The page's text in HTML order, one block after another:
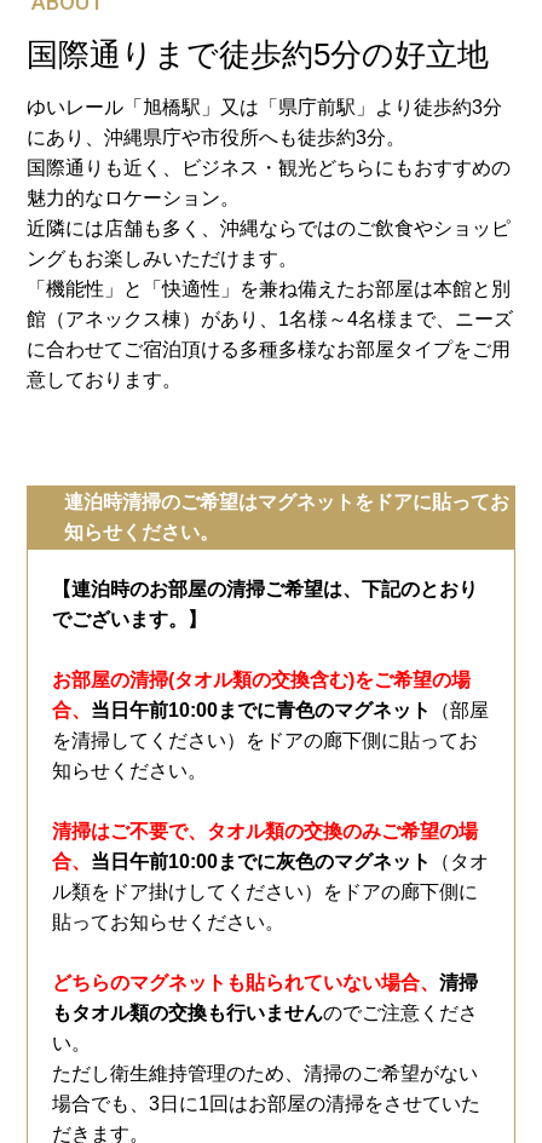
新幹線・JR＋宿泊プラン
国際通りまで徒歩約5分の好立地
ゆいレール「旭橋駅」又は「県庁前駅」より徒歩約3分
にあり、沖縄県庁や市役所へも徒歩約3分。
国際通りも近く、ビジネス・観光どちらにもおすすめの
魅力的なロケーション。
近隣には店舗も多く、沖縄ならではのご飲食やショッピ
ングもお楽しみいただけます。
「機能性」と「快適性」を兼ね備えたお部屋は本館と別
館（アネックス棟）があり、1名様～4名様まで、ニーズ
に合わせてご宿泊頂ける多種多様なお部屋タイプをご用
意しております。
連泊時清掃のご希望はマグネットをドアに貼ってお
知らせください。
【連泊時のお部屋の清掃ご希望は、下記のとおり
でございます。】
お部屋の清掃(タオル類の交換含む)をご希望の場
合、 当日午前10:00までに青色のマグネット
（部屋
を清掃してください）をドアの廊下側に貼ってお
知らせください。
清掃はご不要で、タオル類の交換のみご希望の場
合、 当日午前10:00までに灰色のマグネット
（タオ
ル類をドア掛けしてください）をドアの廊下側に
貼ってお知らせください。
どちらのマグネットも貼られていない場合、清掃
もタオル類の交換も行いませんのでご注意くださ
い。
ただし衛生維持管理のため、清掃のご希望がない
場合でも、3日に1回はお部屋の清掃をさせていた
だきます。